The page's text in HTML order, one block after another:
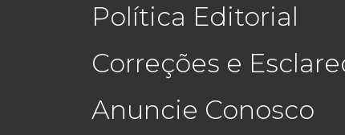
Política Editorial
Correções e
Anuncie Conosco